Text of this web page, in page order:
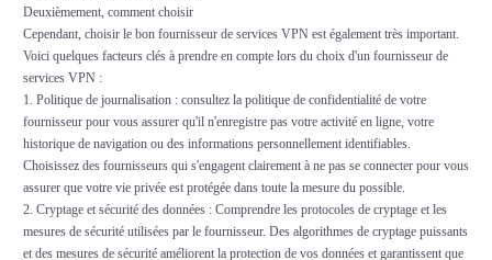
Deuxièmement, comment choisir
Cependant, choisir le bon fournisseur de services VPN est également très important.
Voici quelques facteurs clés à prendre en compte lors du choix d'un fournisseur de
services VPN :
1. Politique de journalisation : consultez la politique de confidentialité de votre
fournisseur pour vous assurer qu'il n'enregistre pas votre activité en ligne, votre
historique de navigation ou des informations personnellement identifiables.
Choisissez des fournisseurs qui s'engagent clairement à ne pas se connecter pour vous
assurer que votre vie privée est protégée dans toute la mesure du possible.
2. Cryptage et sécurité des données : Comprendre les protocoles de cryptage et les
mesures de sécurité utilisées par le fournisseur. Des algorithmes de cryptage puissants
et des mesures de sécurité améliorent la protection de vos données et garantissent que